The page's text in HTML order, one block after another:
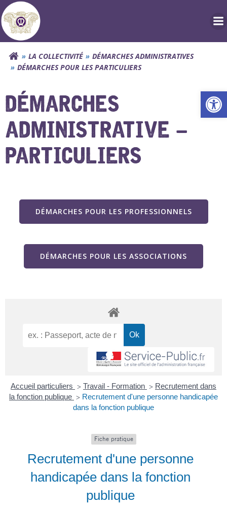
Aller
au
contenu
LA COLLECTIVITÉ
DÉMARCHES ADMINISTRATIVES
DÉMARCHES POUR LES PARTICULIERS
DÉMARCHES
ADMINISTRATIVE –
PARTICULIERS
DÉMARCHES POUR LES PROFESSIONNELS
DÉMARCHES POUR LES ASSOCIATIONS
Accueil particuliers > Travail - Formation > Recrutement dans
la fonction publique > Recrutement d'une personne handicapée
dans la fonction publique
Fiche pratique
Recrutement d'une personne
handicapée dans la fonction
publique